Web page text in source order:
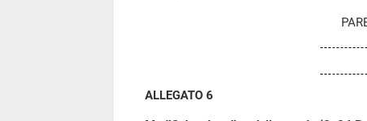
ALLEGATO 6